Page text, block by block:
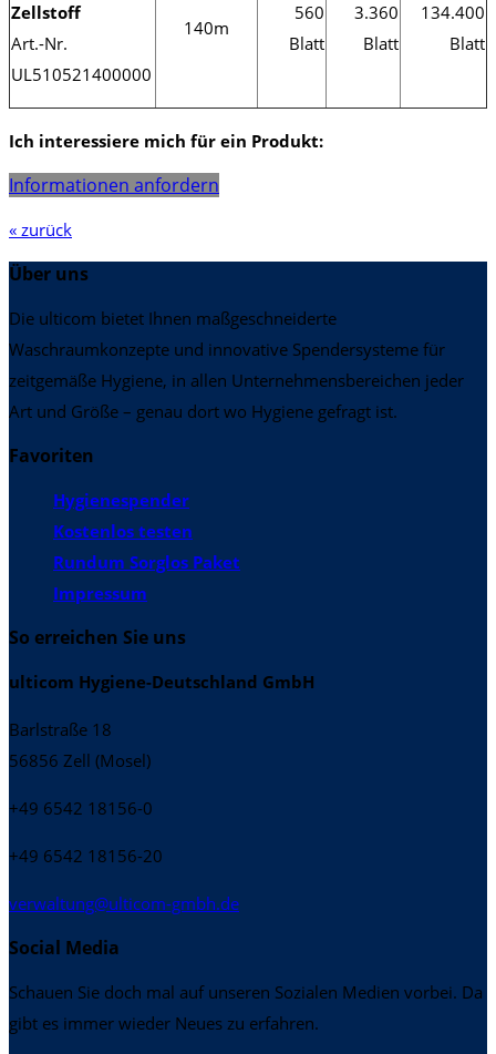
Zellstoff
Art.-Nr.
UL510521400000
140m
560
Blatt
3.360
Blatt
134.400
Blatt
Ich interessiere mich für ein Produkt:
Informationen anfordern
« zurück
Über uns
Die ulticom bietet Ihnen maßgeschneiderte
Waschraumkonzepte und innovative Spendersysteme für
zeitgemäße Hygiene, in allen Unternehmensbereichen jeder
Art und Größe – genau dort wo Hygiene gefragt ist.
Favoriten
Hygienespender
Kostenlos testen
Rundum Sorglos Paket
Impressum
So erreichen Sie uns
ulticom Hygiene-Deutschland GmbH
Barlstraße 18
56856 Zell (Mosel)
+49 6542 18156-0
+49 6542 18156-20
verwaltung@ulticom-gmbh.de
Social Media
Schauen Sie doch mal auf unseren Sozialen Medien vorbei. Da
gibt es immer wieder Neues zu erfahren.